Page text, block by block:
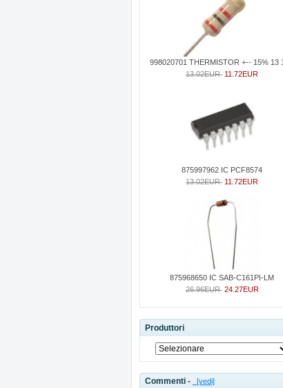
998020701 THERMISTOR +-- 15% 13
13.02EUR 11.72EUR
875997962 IC PCF8574
13.02EUR 11.72EUR
875968650 IC SAB-C161PI-LM
26.96EUR 24.27EUR
Produttori
Commenti - [vedi]